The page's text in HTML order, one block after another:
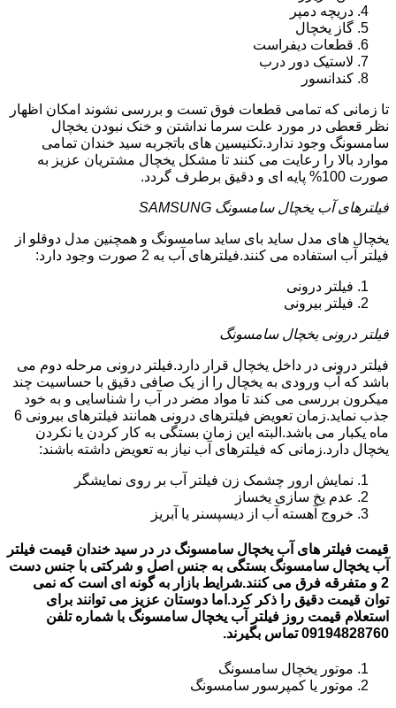
دریچه دمپر
گاز یخچال
قطعات دیفراست
لاستیک دور درب
کندانسور
تا زمانی که تمامی قطعات فوق تست و بررسی نشوند امکان اظهار
نظر قعطی در مورد علت سرما نداشتن و خنک نبودن یخچال
سامسونگ وجود ندارد.تکنیسین های باتجربه سید خندان تمامی
موارد بالا را رعایت می کنند تا مشکل یخچال مشتریان عزیز به
صورت 100% پایه ای و دقیق برطرف گردد.
فیلترهای آب یخچال سامسونگ SAMSUNG
یخچال های مدل ساید بای ساید سامسونگ و همچنین مدل دوقلو از
فیلتر آب استفاده می کنند.فیلترهای آب به 2 صورت وجود دارد:
فیلتر درونی
فیلتر بیرونی
فیلتر درونی یخچال سامسونگ
فیلتر درونی در داخل یخچال قرار دارد.فیلتر درونی مرحله دوم می
باشد که آب ورودی به یخچال را از یک صافی دقیق با حساسیت چند
میکرون بررسی می کند تا مواد مضر در آب را شناسایی و به خود
جذب نماید.زمان تعویض فیلترهای درونی همانند فیلترهای بیرونی 6
ماه یکبار می باشد.البته این زمان بستگی به کار کردن یا نکردن
یخچال دارد.زمانی که فیلترهای آب نیاز به تعویض داشته باشند:
نمایش ارور چشمک زن فیلتر آب بر روی نمایشگر
عدم یخ سازی یخساز
خروج آهسته آب از دیسپسنر یا آبریز
قیمت فیلتر های آب یخچال سامسونگ در در سید خندان قیمت فیلتر
آب یخچال سامسونگ بستگی به جنس اصل و شرکتی با جنس دست
2 و متفرقه فرق می کنند.شرایط بازار به گونه ای است که نمی
توان قیمت دقیق را ذکر کرد.اما دوستان عزیز می توانند برای
استعلام قیمت روز فیلتر آب یخچال سامسونگ با شماره تلفن
09194828760 تماس بگیرند.
موتور یخچال سامسونگ
موتور یا کمپرسور سامسونگ